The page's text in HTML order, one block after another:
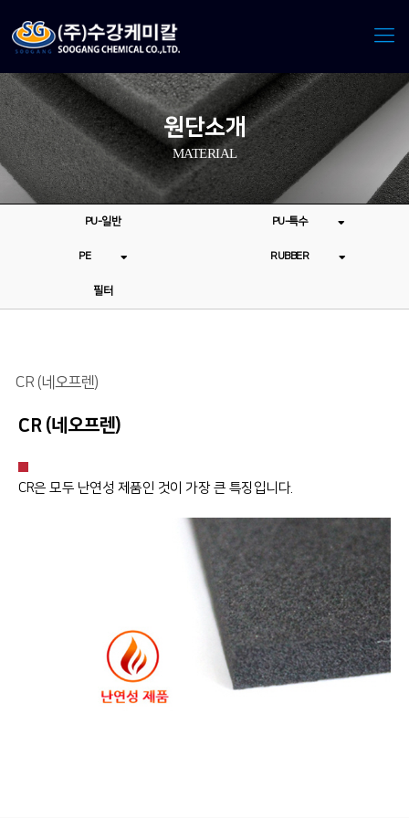
원단소개
MATERIAL
PU-일반 PU-특수
PE RUBBER
필터
CR (네오프렌)
CR (네오프렌)
CR은 모두 난연성 제품인 것이 가장 큰 특징입니다.